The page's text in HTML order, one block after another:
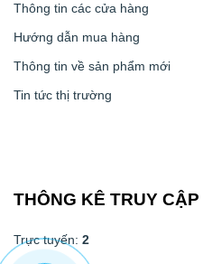
Thông tin các cửa hàng
Hướng dẫn mua hàng
Thông tin về sản phẩm mới
Tin tức thị trường
THÔNG KÊ TRUY CẬP
Trực tuyến: 2